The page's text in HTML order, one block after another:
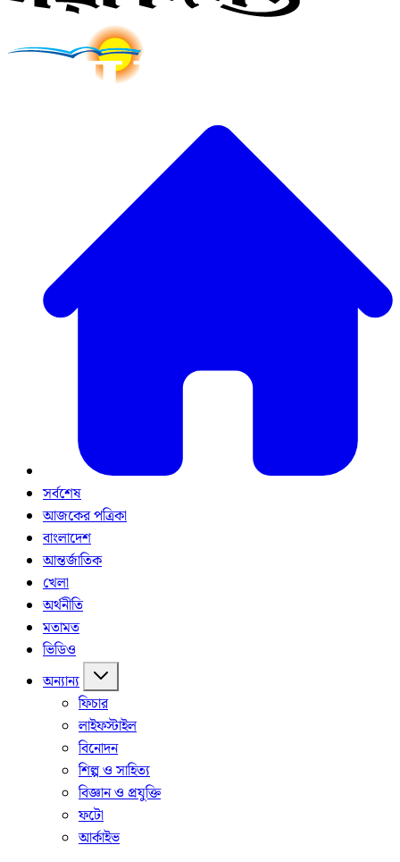
সর্বশেষ
আজকের পত্রিকা
বাংলাদেশ
আন্তর্জাতিক
খেলা
অর্থনীতি
মতামত
ভিডিও
অন্যান্য
ফিচার
লাইফস্টাইল
বিনোদন
শিল্প ও সাহিত্য
বিজ্ঞান ও প্রযুক্তি
ফটো
আর্কাইভ